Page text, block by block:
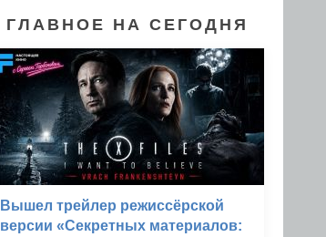
ГЛАВНОЕ НА СЕГОДНЯ
Вышел трейлер режиссёрской
версии «Секретных материалов: